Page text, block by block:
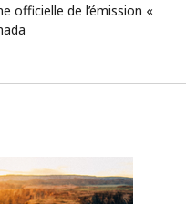
officielle de l’émission «